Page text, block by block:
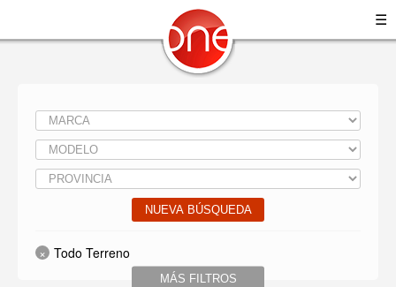
☰
NUEVA BÚSQUEDA
MÁS FILTROS
Todo Terreno